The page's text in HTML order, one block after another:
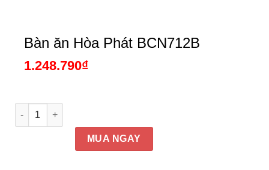
Bàn ăn Hòa Phát BCN712B
1.248.790₫
Bàn ăn Hòa Phát BCN712B số lượng
MUA NGAY